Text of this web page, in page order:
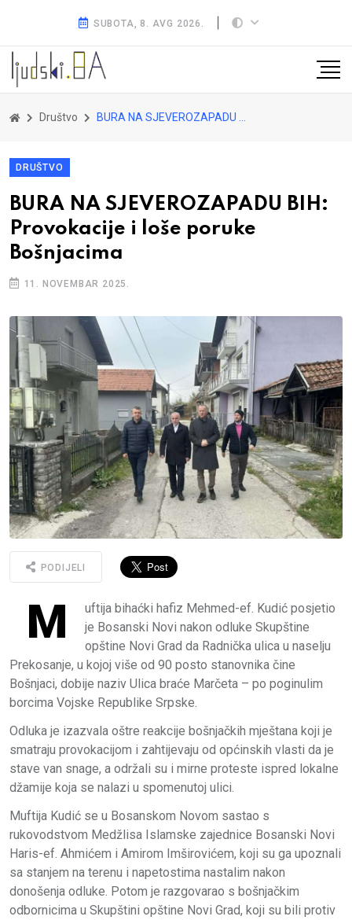
SUBOTA, 8. AVG 2026.
Društvo BURA NA SJEVEROZAPADU BIH: Provokacije i loše poruke Bošnjacima
DRUŠTVO
BURA NA SJEVEROZAPADU BIH:
Provokacije i loše poruke
Bošnjacima
11. NOVEMBAR 2025.
PODIJELI
M
uftija bihaćki hafiz Mehmed-ef. Kudić posjetio
je Bosanski Novi nakon odluke Skupštine
opštine Novi Grad da Radnička ulica u naselju
Prekosanje, u kojoj više od 90 posto stanovnika čine
Bošnjaci, dobije naziv Ulica braće Marčeta – po poginulim
borcima Vojske Republike Srpske.
Odluka je izazvala oštre reakcije bošnjačkih mještana koji je
smatraju provokacijom i zahtijevaju od općinskih vlasti da je
stave van snage, a održali su i mirne proteste ispred lokalne
džamije koja se nalazi u spomenutoj ulici.
Muftija Kudić se u Bosanskom Novom sastao s
rukovodstvom Medžlisa Islamske zajednice Bosanski Novi
Haris-ef. Ahmićem i Amirom Imširovićem, koji su ga upoznali
sa stanjem na terenu i napetostima nastalim nakon
donošenja odluke. Potom je razgovarao s bošnjačkim
odbornicima u Skupštini opštine Novi Grad, koji su bili protiv